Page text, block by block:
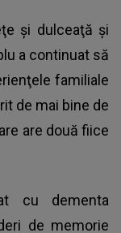
şi dulceaţă şi
a continuat să
familiale
de mai bine de
are două fiice
cu dementa
de memorie